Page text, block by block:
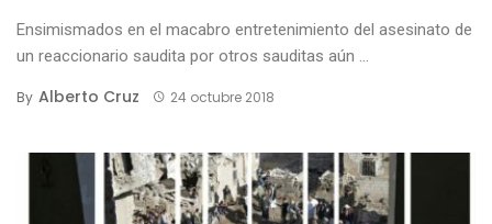
Ensimismados en el macabro entretenimiento del asesinato de
un reaccionario saudita por otros sauditas aún ...
By Alberto Cruz 24 octubre 2018